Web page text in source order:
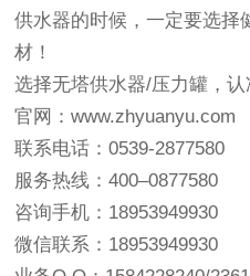
供水器的时候，一定要选择
材！
选择无塔供水器/压力罐，认
官网：www.zhyuanyu.com
联系电话：0539-2877580
服务热线：400–0877580
咨询手机：18953949930
微信联系：18953949930